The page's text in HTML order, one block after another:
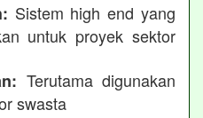
Sistem high end yang
untuk proyek sektor
Terutama digunakan
swasta